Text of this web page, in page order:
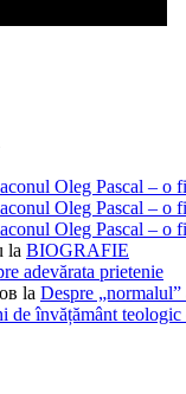
Oleg Pascal – o
Oleg Pascal – o
Oleg Pascal – o
la BIOGRAFIE
adevărata prietenie
la Despre „normalul”
de învățământ